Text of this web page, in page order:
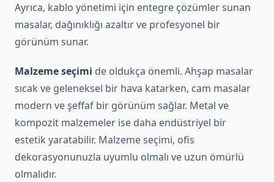
Ayrıca, kablo yönetimi için entegre çözümler sunan
masalar, dağınıklığı azaltır ve profesyonel bir
görünüm sunar.
Malzeme seçimi de oldukça önemli. Ahşap masalar
sıcak ve geleneksel bir hava katarken, cam masalar
modern ve şeffaf bir görünüm sağlar. Metal ve
kompozit malzemeler ise daha endüstriyel bir
estetik yaratabilir. Malzeme seçimi, ofis
dekorasyonunuzla uyumlu olmalı ve uzun ömürlü
olmalıdır.